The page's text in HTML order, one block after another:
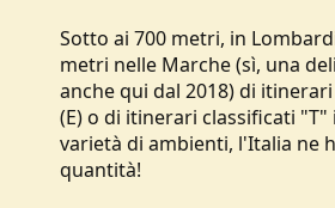
Sotto ai 700 metri, in
metri nelle Marche (sì, una
anche qui dal 2018) di
(E) o di itinerari classificati
varietà di ambienti, l'Italia ne
quantità!